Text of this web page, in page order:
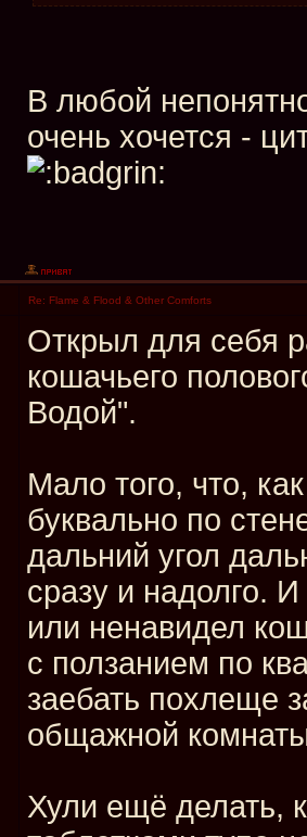
В любой
очень хочется -
Re: Flame & Flood & Other Comforts
Открыл для себя
кошачьего
Водой".
Мало того, что,
буквально по
дальний угол
сразу и надолго.
или ненавидел
с ползанием по
заебать похлеще
общажной
Хули ещё делать,